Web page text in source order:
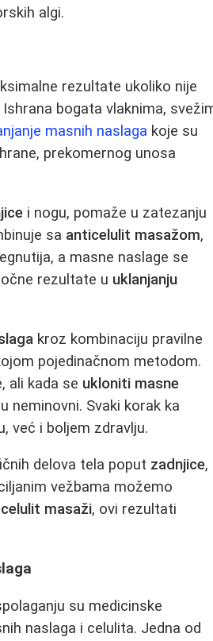
algi.
rezultate ukoliko nije
bogata vlaknima,
masnih naslaga koje su
prekomernog unosa
i nogu, pomaže u zatezanju
sa anticelulit masažom,
a masne naslage se
rezultate u uklanjanju
kroz kombinaciju pravilne
pojedinačnom metodom.
ali kada se ukloniti masne
neminovni. Svaki korak ka
već i boljem zdravlju.
delova tela poput zadnjice,
vežbama možemo
masaži, ovi rezultati
su medicinske
naslaga i celulita. Jedna od